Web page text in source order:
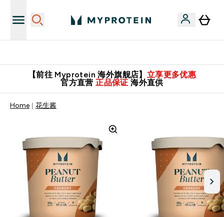
【前往 Myprotein 海外旗舰店】 立享更多优惠
官方直营 正品保证 海外直供
Home 花生酱